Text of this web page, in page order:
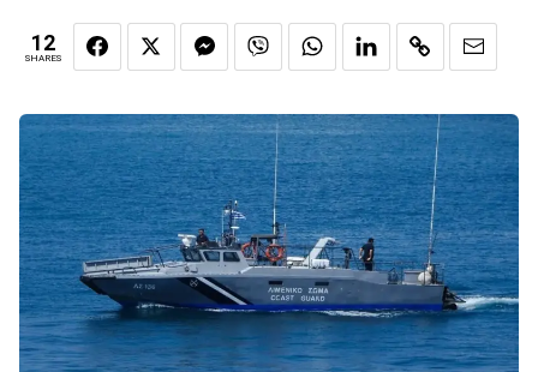
12
SHARES